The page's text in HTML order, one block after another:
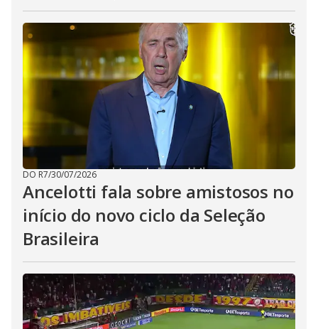
DO R7/30/07/2026
Ancelotti fala sobre amistosos no
início do novo ciclo da Seleção
Brasileira